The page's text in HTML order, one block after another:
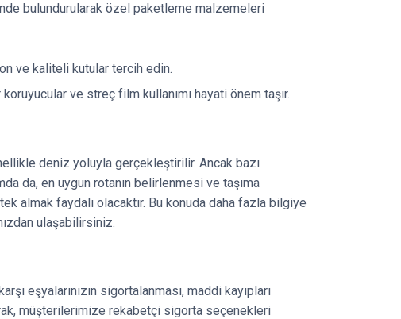
bulundurularak özel paketleme malzemeleri
ve kaliteli kutular tercih edin.
ve streç film kullanımı hayati önem taşır.
deniz yoluyla gerçekleştirilir. Ancak bazı
da, en uygun rotanın belirlenmesi ve taşıma
almak faydalı olacaktır. Bu konuda daha fazla bilgiye
ulaşabilirsiniz.
eşyalarınızın sigortalanması, maddi kayıpları
müşterilerimize rekabetçi sigorta seçenekleri